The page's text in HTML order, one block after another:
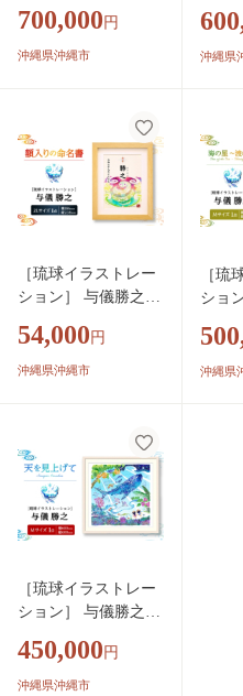
い〜 / Star of the Sea -
Dance of the deep sea
ト おしゃれ おすす
め 沖縄市 / yogima of
fice [BCAI010]
700,000 円
沖縄県沖縄市
rld』
ンテ
沖縄県
［琉球イラストレー
ション］ 与儀勝之
ア 雑貨 アート おし
ゃれ おすすめ 沖縄
54,000 円
沖縄県沖縄市
［琉
ショ
/ Star
ing
沖縄県
［琉球イラストレー
ション］ 与儀勝之
gine Paradise』 額装M
サイズ インテリア
450,000 円
沖縄県沖縄市